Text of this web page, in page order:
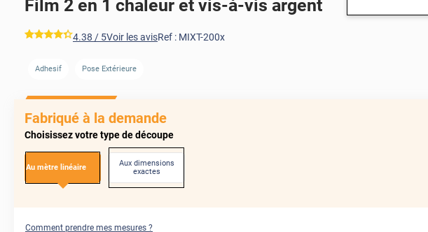
Film 2 en 1 chaleur et vis-à-vis argent
*****
4.38 / 5Voir les avisRef : MIXT-200x
Adhesif Pose Extérieure
Fabriqué à la demande
Choisissez votre type de découpe
Au mètre linéaire
Aux dimensions
exactes
Comment prendre mes mesures ?